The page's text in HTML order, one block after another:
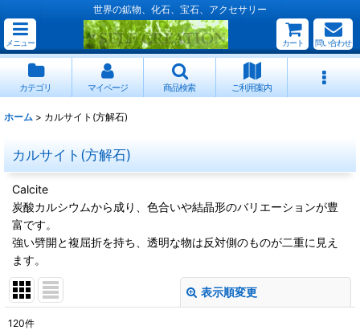
世界の鉱物、化石、宝石、アクセサリー
メニュー カート 問い合わせ
カテゴリ マイページ 商品検索 ご利用案内
ホーム > カルサイト(方解石)
カルサイト(方解石)
Calcite
炭酸カルシウムから成り、色合いや結晶形のバリエーションが豊
富です。
強い劈開と複屈折を持ち、透明な物は反対側のものが二重に見え
ます。
表示順変更
120件